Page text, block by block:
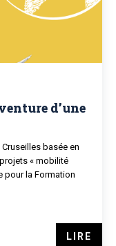
d’une
Cruseilles basée en
« mobilité
pour la Formation
LIRE